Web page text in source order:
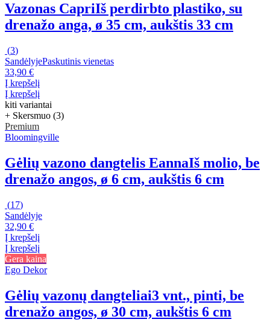
Vazonas CapriIš perdirbto plastiko, su
drenažo anga, ø 35 cm, aukštis 33 cm
(3)
SandėlyjePaskutinis vienetas
33,90 €
Į krepšelį
Į krepšelį
kiti variantai
+ Skersmuo (3)
Premium
Bloomingville
Gėlių vazono dangtelis EannaIš molio, be
drenažo angos, ø 6 cm, aukštis 6 cm
(17)
Sandėlyje
32,90 €
Į krepšelį
Į krepšelį
Gera kaina
Ego Dekor
Gėlių vazonų dangteliai3 vnt., pinti, be
drenažo angos, ø 30 cm, aukštis 6 cm